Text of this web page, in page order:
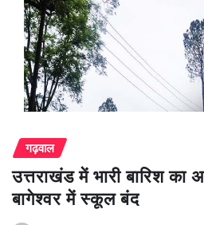
गढ़वाल
उत्तराखंड में भारी बारिश का
बागेश्वर में स्कूल बंद